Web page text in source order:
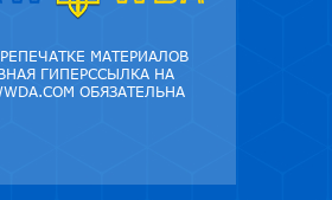
МАТЕРИАЛОВ
ГИПЕРССЫЛКА НА
ОБЯЗАТЕЛЬНА